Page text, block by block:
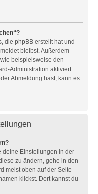
die phpBB erstellt hat und
bleibst. Außerdem
beispielsweise den
Administration aktiviert
Abmeldung hast, kann es
deine Einstellungen in der
zu ändern, gehe in den
meist oben auf der Seite
klickst. Dort kannst du